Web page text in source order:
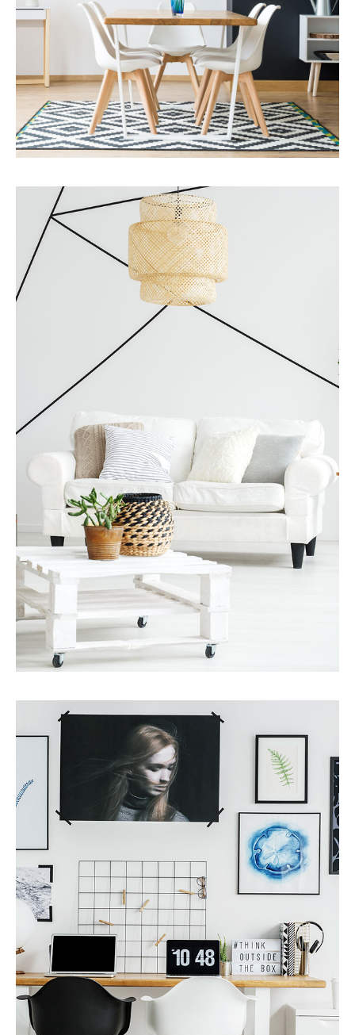
更多细节
业务发展
金融 房地产